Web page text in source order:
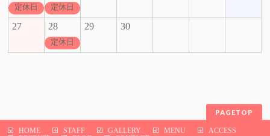
定休日 定休日
27 28
定休日
29 30
PAGETOP
HOME STAFF GALLERY MENU
ACCESS